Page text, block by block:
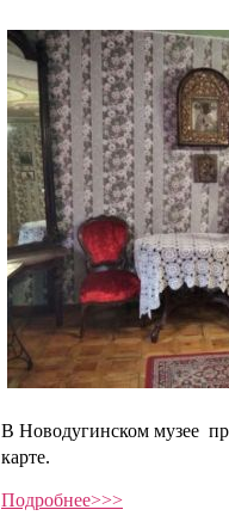
В Новодугинском музее
карте.
Подробнее>>>